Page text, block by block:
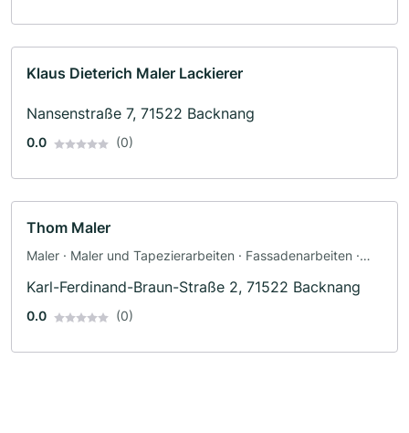
Klaus Dieterich Maler Lackierer
Nansenstraße 7, 71522 Backnang
0.0 (0)
Thom Maler
Maler · Maler und Tapezierarbeiten · Fassadenarbeiten ·
Karl-Ferdinand-Braun-Straße 2, 71522 Backnang
0.0 (0)